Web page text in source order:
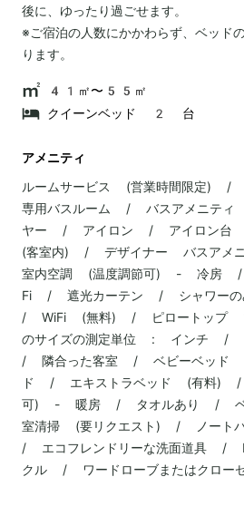
後に、ゆったり過ごせます。
※ご宿泊の人数にかかわらず、ベッド
ります。
41㎡〜55㎡
クイーンベッド 2 台
アメニティ
ルームサービス (営業時間限
専用バスルーム / バスアメニテ
ヤー / アイロン / アイロン台 /
(客室内) / デザイナー バスア
室内空調 (温度調節可) - 冷房
Fi / 遮光カーテン / シャワーの
/ WiFi (無料) / ピロートップ
のサイズの測定単位 : インチ / コ
/ 隣合った客室 / ベビーベッド
ド / エキストラベッド (有料) /
可) - 暖房 / タオルあり / ベ
室清掃 (要リクエスト) / ノートパ
/ エコフレンドリーな洗面道具
クル / ワードローブまたはクロ